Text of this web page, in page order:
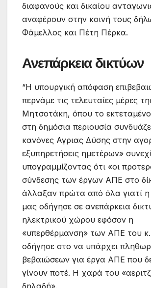
διαφανούς και δικαίου
αναφέρουν στην κοινή τους
Φάμελλος και Πέτη Πέρκα.
Ανεπάρκεια δικτύων
“Η υπουργική απόφαση
περνάμε τις τελευταίες μέρες
Μητσοτάκη, όπου το εκτεταμένο
στη δημόσια περιουσία
κανόνες Αγριας Δύσης στην
εξυπηρετήσεις ημετέρων»
υπογραμμίζοντας ότι «οι
σύνδεσης των έργων ΑΠΕ στο
άλλαξαν πρώτα από όλα γιατί
μας οδήγησε σε ανεπάρκεια
ηλεκτρικού χώρου εφόσον η
«υπερθέρμανση» των ΑΠΕ του
οδήγησε στο να υπάρχει
βεβαιώσεων για έργα ΑΠΕ που
γίνουν ποτέ. Η χαρά του
δηλαδή».